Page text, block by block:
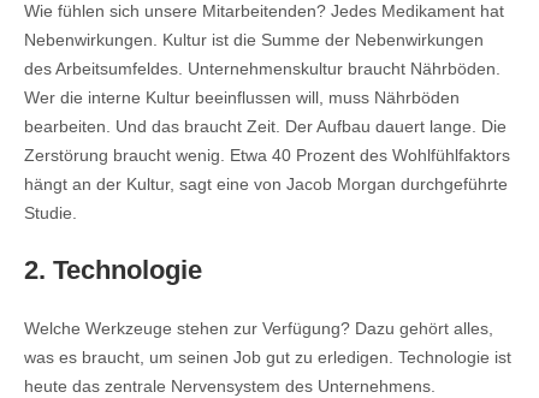
Wie fühlen sich unsere Mitarbeitenden? Jedes Medikament hat
Nebenwirkungen. Kultur ist die Summe der Nebenwirkungen
des Arbeitsumfeldes. Unternehmenskultur braucht Nährböden.
Wer die interne Kultur beeinflussen will, muss Nährböden
bearbeiten. Und das braucht Zeit. Der Aufbau dauert lange. Die
Zerstörung braucht wenig. Etwa 40 Prozent des Wohlfühlfaktors
hängt an der Kultur, sagt eine von Jacob Morgan durchgeführte
Studie.
2. Technologie
Welche Werkzeuge stehen zur Verfügung? Dazu gehört alles,
was es braucht, um seinen Job gut zu erledigen. Technologie ist
heute das zentrale Nervensystem des Unternehmens.